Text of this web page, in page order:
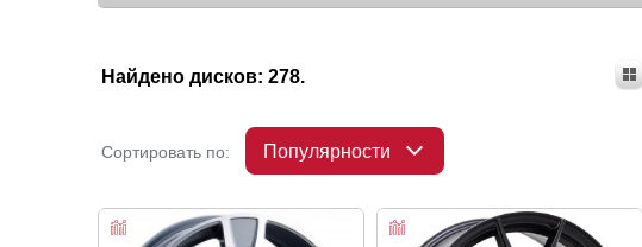
Найдено дисков: 278.
Сортировать по: Популярности